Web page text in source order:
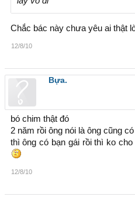
Chắc bác này chưa yêu ai thật
12/8/10
Bựa.
bó chim thật đó
2 năm rồi ông nói là ông cũng
thì ông có bạn gái rồi thì ko
12/8/10